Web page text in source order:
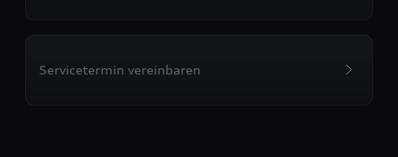
Servicetermin vereinbaren